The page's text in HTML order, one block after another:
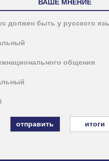
ВАШЕ МНЕНИЕ
должен быть у русского
общения
итоги